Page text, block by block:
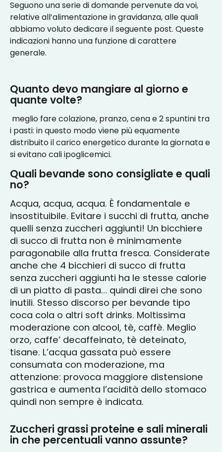
Seguono una serie di domande pervenute da voi,
relative all’alimentazione in gravidanza, alle quali
abbiamo voluto dedicare il seguente post. Queste
indicazioni hanno una funzione di carattere
generale.
Quanto devo mangiare al giorno e
quante volte?
meglio fare colazione, pranzo, cena e 2 spuntini tra
i pasti: in questo modo viene più equamente
distribuito il carico energetico durante la giornata e
si evitano cali ipoglicemici.
Quali bevande sono consigliate e quali
no?
Acqua, acqua, acqua. È fondamentale e
insostituibile. Evitare i succhi di frutta, anche
quelli senza zuccheri aggiunti! Un bicchiere
di succo di frutta non è minimamente
paragonabile alla frutta fresca. Considerate
anche che 4 bicchieri di succo di frutta
senza zuccheri aggiunti ha le stesse calorie
di un piatto di pasta… quindi direi che sono
inutili. Stesso discorso per bevande tipo
coca cola o altri soft drinks. Moltissima
moderazione con alcool, tè, caffè. Meglio
orzo, caffe’ decaffeinato, tè deteinato,
tisane. L’acqua gassata può essere
consumata con moderazione, ma
attenzione: provoca maggiore distensione
gastrica e aumenta l’acidità dello stomaco
quindi non sempre è indicata.
Zuccheri grassi proteine e sali minerali
in che percentuali vanno assunte?